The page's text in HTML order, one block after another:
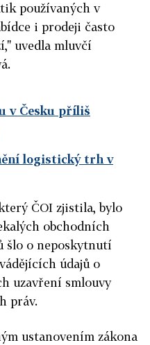
používaných v
i prodeji často
uvedla mluvčí
v Česku příliš
logistický trh v
ČOI zjistila, bylo
obchodních
šlo o neposkytnutí
údajů o
uzavření smlouvy
práv.
ustanovením zákona